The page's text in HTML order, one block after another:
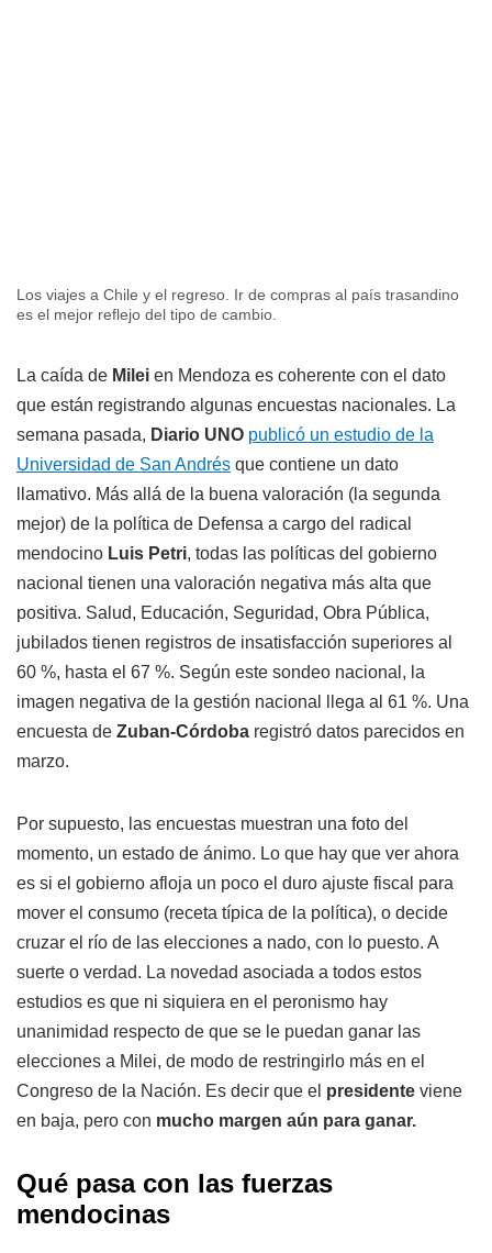
Los viajes a Chile y el regreso. Ir de compras al país trasandino
es el mejor reflejo del tipo de cambio.
La caída de Milei en Mendoza es coherente con el dato
que están registrando algunas encuestas nacionales. La
semana pasada, Diario UNO publicó un estudio de la
Universidad de San Andrés que contiene un dato
llamativo. Más allá de la buena valoración (la segunda
mejor) de la política de Defensa a cargo del radical
mendocino Luis Petri, todas las políticas del gobierno
nacional tienen una valoración negativa más alta que
positiva. Salud, Educación, Seguridad, Obra Pública,
jubilados tienen registros de insatisfacción superiores al
60 %, hasta el 67 %. Según este sondeo nacional, la
imagen negativa de la gestión nacional llega al 61 %. Una
encuesta de Zuban-Córdoba registró datos parecidos en
marzo.
Por supuesto, las encuestas muestran una foto del
momento, un estado de ánimo. Lo que hay que ver ahora
es si el gobierno afloja un poco el duro ajuste fiscal para
mover el consumo (receta típica de la política), o decide
cruzar el río de las elecciones a nado, con lo puesto. A
suerte o verdad. La novedad asociada a todos estos
estudios es que ni siquiera en el peronismo hay
unanimidad respecto de que se le puedan ganar las
elecciones a Milei, de modo de restringirlo más en el
Congreso de la Nación. Es decir que el presidente viene
en baja, pero con mucho margen aún para ganar.
Qué pasa con las fuerzas
mendocinas